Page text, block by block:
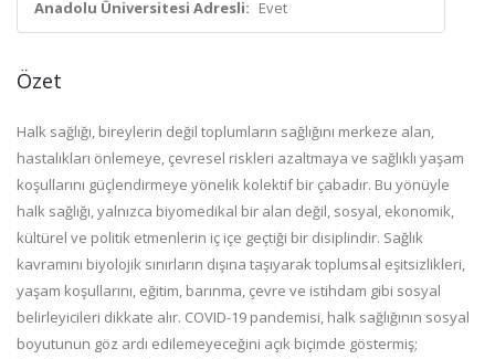
Anadolu Üniversitesi Adresli: Evet
Özet
Halk sağlığı, bireylerin değil toplumların sağlığını merkeze alan,
hastalıkları önlemeye, çevresel riskleri azaltmaya ve sağlıklı yaşam
koşullarını güçlendirmeye yönelik kolektif bir çabadır. Bu yönüyle
halk sağlığı, yalnızca biyomedikal bir alan değil, sosyal, ekonomik,
kültürel ve politik etmenlerin iç içe geçtiği bir disiplindir. Sağlık
kavramını biyolojik sınırların dışına taşıyarak toplumsal eşitsizlikleri,
yaşam koşullarını, eğitim, barınma, çevre ve istihdam gibi sosyal
belirleyicileri dikkate alır. COVID-19 pandemisi, halk sağlığının sosyal
boyutunun göz ardı edilemeyeceğini açık biçimde göstermiş;